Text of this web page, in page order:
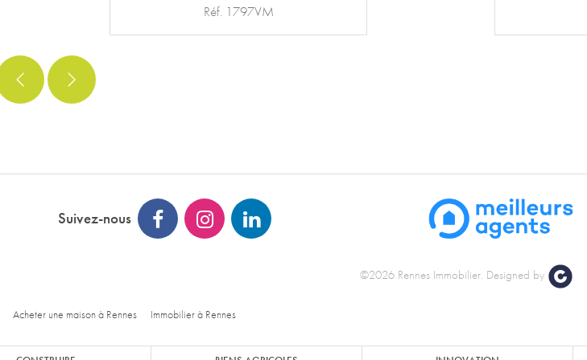
Réf. 2418PM
Suivez-nous
©2026 Rennes Immobilier. Designed by
Acheter une maison à Rennes Immobilier à Rennes